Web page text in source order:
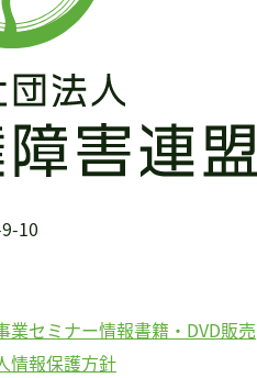
10
業セミナー情報書籍・DVD販売
情報保護方針